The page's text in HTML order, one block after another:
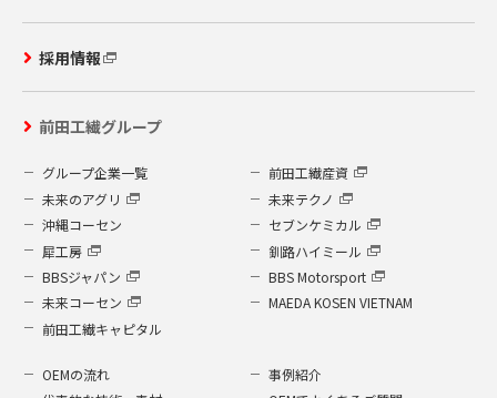
採用情報
前田工繊グループ
グループ企業一覧
前田工繊産資
未来のアグリ
未来テクノ
沖縄コーセン
セブンケミカル
犀工房
釧路ハイミール
BBSジャパン
BBS Motorsport
未来コーセン
MAEDA KOSEN VIETNAM
前田工繊キャピタル
OEMの流れ
事例紹介